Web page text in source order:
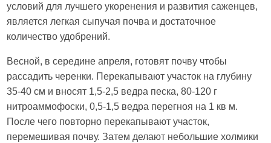
условий для лучшего укоренения и развития саженцев,
является легкая сыпучая почва и достаточное
количество удобрений.
Весной, в середине апреля, готовят почву чтобы
рассадить черенки. Перекапывают участок на глубину
35-40 см и вносят 1,5-2,5 ведра песка, 80-120 г
нитроаммофоски, 0,5-1,5 ведра перегноя на 1 кв м.
После чего повторно перекапывают участок,
перемешивая почву. Затем делают небольшие холмики